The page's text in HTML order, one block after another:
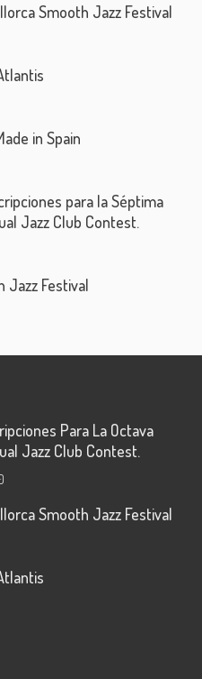
Smooth Jazz Festival
in Spain
para la Séptima
Jazz Club Contest.
Jazz Festival
Para La Octava
Jazz Club Contest.
Smooth Jazz Festival